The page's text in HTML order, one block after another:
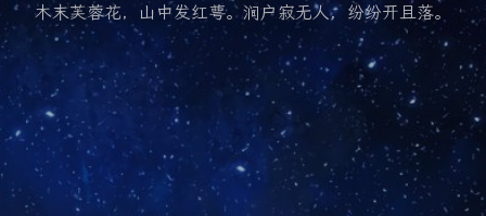
木末芙蓉花，山中发红萼。涧户寂无人，纷纷开且落。